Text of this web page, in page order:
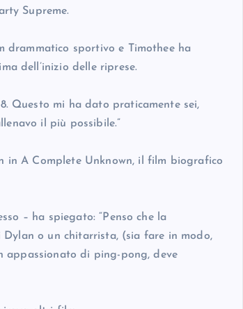
Supreme.
drammatico sportivo e Timothee ha
dell’inizio delle riprese.
Questo mi ha dato praticamente sei,
il più possibile.”
in A Complete Unknown, il film biografico
– ha spiegato: “Penso che la
o un chitarrista, (sia fare in modo,
appassionato di ping-pong, deve